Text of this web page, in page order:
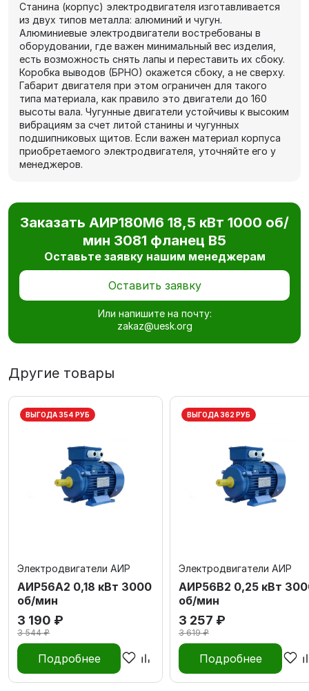
Станина (корпус) электродвигателя изготавливается
из двух типов металла: алюминий и чугун.
Алюминиевые электродвигатели востребованы в
оборудовании, где важен минимальный вес изделия,
есть возможность снять лапы и переставить их сбоку.
Коробка выводов (БРНО) окажется сбоку, а не сверху.
Габарит двигателя при этом ограничен для такого
типа материала, как правило это двигатели до 160
высоты вала. Чугунные двигатели устойчивы к высоким
вибрациям за счет литой станины и чугунных
подшипниковых щитов. Если важен материал корпуса
приобретаемого электродвигателя, уточняйте его у
менеджеров.
Заказать АИР180М6 18,5 кВт 1000 об/
мин 3081 фланец В5
Оставьте заявку нашим менеджерам
Оставить заявку
Или напишите на почту:
zakaz@uesk.org
Другие товары
ВЫГОДА 354 РУБ
Электродвигатели АИР
АИР56А2 0,18 кВт 3000
об/мин
3 190 ₽
3 544 ₽
Подробнее
ВЫГОДА 362 РУБ
Электродвигатели АИР
АИР56В2 0,25 кВт
об/мин
3 257 ₽
3 619 ₽
Подробнее